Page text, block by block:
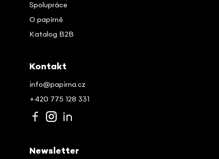
Spolupráce
O papírně
Katalog B2B
Kontakt
info@papirna.cz
+420 775 128 331
Newsletter